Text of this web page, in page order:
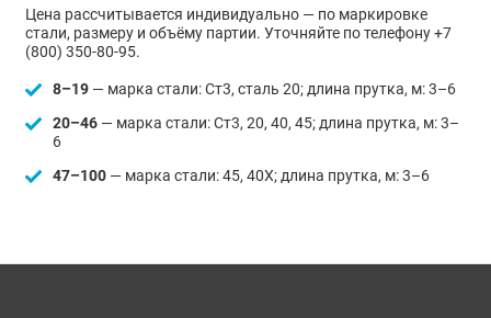
Цена рассчитывается индивидуально — по маркировке
стали, размеру и объёму партии. Уточняйте по телефону +7
(800) 350-80-95.
8–19— марка стали: Ст3, сталь 20; длина прутка, м: 3–6
20–46— марка стали: Ст3, 20, 40, 45; длина прутка, м: 3–
6
47–100— марка стали: 45, 40Х; длина прутка, м: 3–6